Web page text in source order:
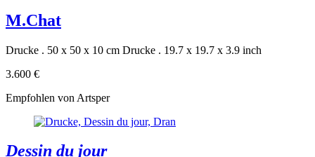
M.Chat
Drucke . 50 x 50 x 10 cm Drucke . 19.7 x 19.7 x 3.9 inch
3.600 €
Empfohlen von Artsper
Dessin du jour